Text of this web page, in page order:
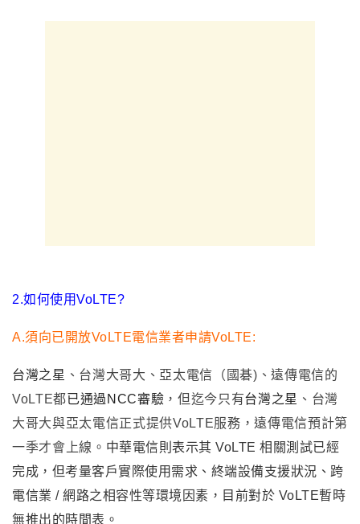
2.如何使用VoLTE?
A.須向已開放VoLTE電信業者申請VoLTE:
台灣之星 、台灣大哥大、亞太電信（國碁)、遠傳電信的
VoLTE都已通過NCC審驗 ，但迄今只有台灣之星 、 台灣
大哥大與亞太電信正式提供VoLTE服務 ，遠傳電信預計第
一季才會上線 。 中華電信則表示其 VoLTE 相關測試已經
完成，但考量客戶實際使用需求、終端設備支援狀況、跨
電信業 / 網路之相容性等環境因素，目前對於 VoLTE暫時
無推出的時間表。